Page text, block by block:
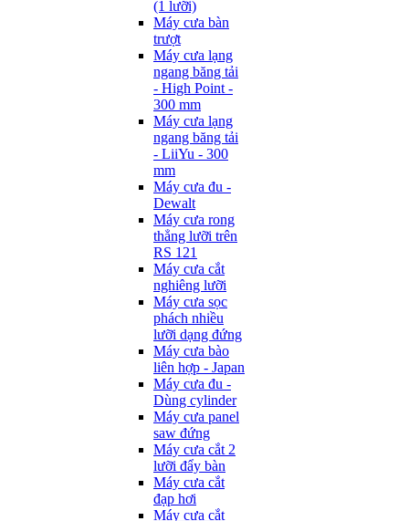
(1 lưỡi)
Máy cưa bàn
trượt
Máy cưa lạng
ngang băng tải
- High Point -
300 mm
Máy cưa lạng
ngang băng tải
- LiiYu - 300
mm
Máy cưa đu -
Dewalt
Máy cưa rong
thẳng lưỡi trên
RS 121
Máy cưa cắt
nghiêng lưỡi
Máy cưa sọc
phách nhiều
lưỡi dạng đứng
Máy cưa bào
liên hợp - Japan
Máy cưa đu -
Dùng cylinder
Máy cưa panel
saw đứng
Máy cưa cắt 2
lưỡi đẩy bàn
Máy cưa cắt
đạp hơi
Máy cưa cắt